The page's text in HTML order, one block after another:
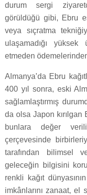
durum sergi
görüldüğü gibi, Ebru
veya sıçratma
ulaşamadığı
etmeden
Almanya’da Ebru
400 yıl sonra, eski
sağlamlaştırmış
da olsa Japon kırılgan
bunlara değer
çerçevesinde
tarafından bilimsel
geleceğin bilgisini
renkli kağıt
imkânlarını zanaat, el